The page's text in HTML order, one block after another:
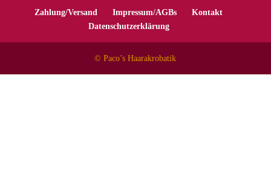
Zahlung/Versand Impressum/AGBs
Kontakt
Datenschutzerklärung
© Paco’s Haarakrobatik